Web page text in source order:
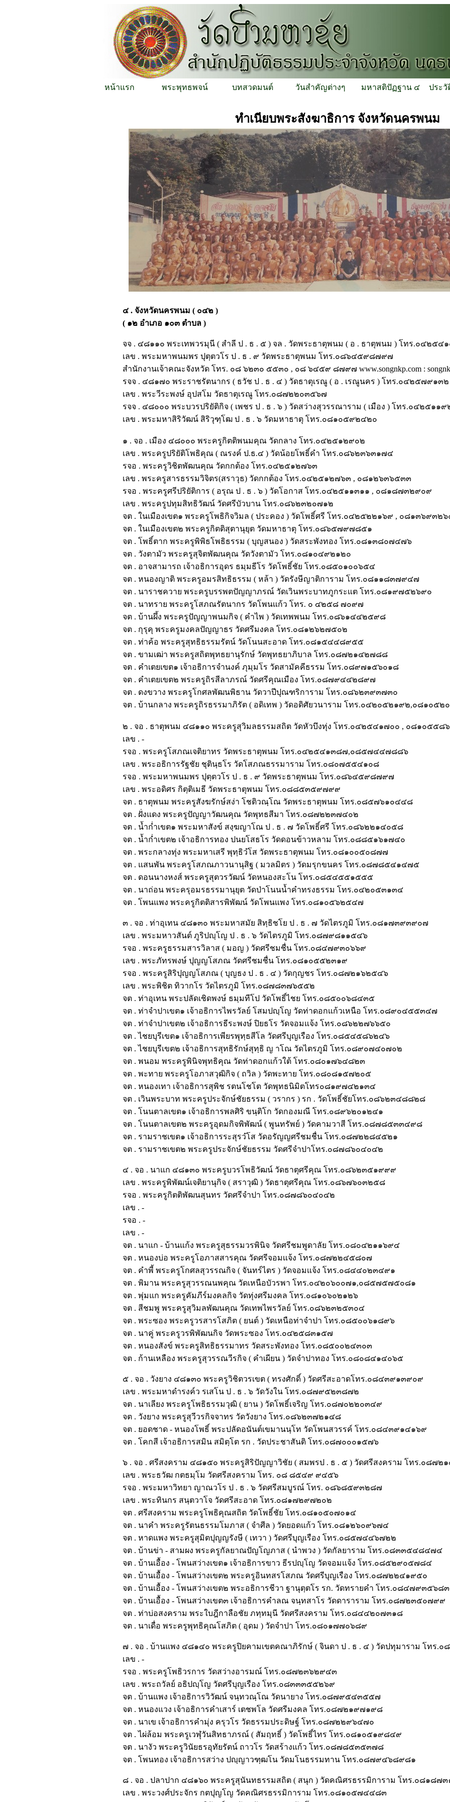
หน้าแรก พระพุทธพจน์ บทสวดมนต์ วันสำคัญต่างๆ มหาสติปัฏฐาน ๔ ประวั
ทำเนียบพระสังฆาธิการ จังหวัดนครพนม
๔ . จังหวัดนครพนม ( ๐๔๒ )
( ๑๒ อำเภอ ๑๐๓ ตำบล )
จจ . ๔๘๑๑๐ พระเทพวรมุนี ( สำลี ป . ธ . ๕ ) จล . วัดพระธาตุพนม ( อ . ธาตุพนม ) โทร.๐๔๒๕
เลข . พระมหาพนมพร ปุตฺตวโร ป . ธ . ๙ วัดพระธาตุพนม โทร.๐๘๖๔๕๙๘๗๙๗
สำนักงานเจ้าคณะจังหวัด โทร. ๐๘ ๖๒๓๐ ๕๕๓๐ , ๐๘ ๖๔๕๙ ๘๗๙๗ www.songnkp.com :
รจจ . ๔๘๑๗๐ พระราชรัตนากร ( ธวัช ป . ธ . ๔ ) วัดธาตุเรณู ( อ . เรณูนคร ) โทร.๐๔๒๕๗๙๑๓
เลข . พระวีระพงษ์ อุปสโม วัดธาตุเรณู โทร.๐๘๗๒๒๐๓๕๖๗
รจจ . ๔๘๐๐๐ พระบวรปริยัติกิจ ( เพชร ป . ธ . ๖ ) วัดสว่างสุวรรณาราม ( เมือง ) โทร.๐๔๒๕๑
เลข . พระมหาสิริวัฒน์ สิริวุฑฺโฒ ป . ธ . ๖ วัดมหาธาตุ โทร.๐๘๑๐๕๙๒๔๒๐
๑ . จอ . เมือง ๔๘๐๐๐ พระครูกิตติพนมคุณ วัดกลาง โทร.๐๔๒๕๑๒๙๐๒
เลข . พระครูปริยัติโพธิคุณ ( ณรงค์ ป.ธ.๔ ) วัดน้อยโพธิ์คำ โทร.๐๘๖๒๓๖๓๑๗๔
รจอ . พระครูวิชิตพัฒนคุณ วัดกกต้อง โทร.๐๔๒๕๑๒๗๖๓
เลข . พระครูสารธรรมวิจิตร(สราวุธ) วัดกกต้อง โทร.๐๔๒๕๑๒๗๖๓ , ๐๘๑๒๖๓๖๕๓๓
รจอ . พระครูศรีปริยัติการ ( อรุณ ป . ธ . ๖ ) วัดโอกาส โทร.๐๔๒๕๑๑๓๑๑ , ๐๘๑๘๗๓๒๙๐๙
เลข . พระครูปทุมสิทธิวัฒน์ วัดศรีบัวบาน โทร.๐๘๖๒๓๒๐๗๑๒
จต . ในเมืองเขต๑ พระครูโพธิกิจวิมล ( ประคอง ) วัดโพธิ์ศรี โทร.๐๔๒๕๒๒๑๖๙ , ๐๘๑๓๖๙๓๒๖
จต . ในเมืองเขต๒ พระครูกิตติสุตานุยุต วัดมหาธาตุ โทร.๐๘๖๕๗๙๗๘๕๑
จต . โพธิ์ตาก พระครูพิพิธโพธิธรรม ( บุญสนอง ) วัดสระพังทอง โทร.๐๘๑๓๘๐๗๔๗๖
จต . วังตามัว พระครูสุจิตพัฒนคุณ วัดวังตามัว โทร.๐๘๑๐๔๙๒๑๒๐
จต . อาจสามารถ เจ้าอธิการอุดร ธมฺมธีโร วัดโพธิ์ชัย โทร.๐๘๕๐๑๐๐๖๕๔
จต . หนองญาติ พระครูอมรสิทธิธรรม ( หล้า ) วัดรังษีญาติการาม โทร.๐๘๑๑๘๓๗๙๔๗
จต . นาราชควาย พระครูบรรพตปัญญาภรณ์ วัดเวินพระบาทภูกระแต โทร.๐๘๑๙๗๕๒๖๙๐
จต . นาทราย พระครูโสภณรัตนากร วัดโพนแก้ว โทร. ๐ ๔๒๕๘ ๗๐๙๗
จต . บ้านผึ้ง พระครูปัญญาพนมกิจ ( คำไพ ) วัดเทพพนม โทร.๐๘๖๑๔๔๒๕๙๘
จต . กุรุคุ พระครูมงคลปัญญาธร วัดศรีมงคล โทร.๐๘๑๒๖๒๗๕๐๒
จต . ท่าค้อ พระครูสุทธิธรรมรัตน์ วัดโนนสะอาด โทร.๐๘๑๕๔๔๘๙๕๕
จต . ขามเฒ่า พระครูสถิตพุทธยานุรักษ์ วัดพุทธยาภิบาล โทร.๐๘๗๒๑๔๒๗๘๘
จต . คำเตยเขต๑ เจ้าอธิการจำนงค์ ภุมฺมโร วัดสามัคคีธรรม โทร.๐๘๙๗๑๕๖๐๑๘
จต . คำเตยเขต๒ พระครูถิรสีลาภรณ์ วัดศรีคุณเมือง โทร.๐๘๗๙๔๔๒๘๙๗
จต . ดงขวาง พระครูโกศลพัฒนพิธาน วัดวาปีปุณฑริการาม โทร.๐๘๖๒๓๙๓๗๓๐
จต . บ้านกลาง พระครูถิรธรรมาภิรัต ( อดิเทพ ) วัดอดิศัยวนาราม โทร.๐๔๒๐๕๒๑๙๒,๐๘๑๐๕๒
๒ . จอ . ธาตุพนม ๔๘๑๑๐ พระครูสุวิมลธรรมสถิต วัดหัวบึงทุ่ง โทร.๐๔๒๕๔๑๗๐๐ , ๐๘๑๐๕๕๘
เลข . -
รจอ . พระครูโสภณเจติยาทร วัดพระธาตุพนม โทร.๐๔๒๕๔๑๓๘๗,๐๘๕๗๔๔๗๘๘๖
เลข . พระอธิการรัฐชัย ชุตินฺธโร วัดโสภณธรรมาราม โทร.๐๘๐๗๕๕๔๑๐๘
รจอ . พระมหาพนมพร ปุตฺตวโร ป . ธ . ๙ วัดพระธาตุพนม โทร.๐๘๖๔๕๙๘๗๙๗
เลข . พระอดิศร กิตฺติเมธี วัดพระธาตุพนม โทร.๐๘๘๕๓๕๙๗๙๙
จต . ธาตุพนม พระครูสังฆรักษ์สง่า โชติวณฺโณ วัดพระธาตุพนม โทร.๐๘๕๗๖๑๐๔๔๘
จต . ฝั่งแดง พระครูปัญญาวัฒนคุณ วัดพุทธสีมา โทร.๐๘๗๒๒๓๗๔๐๒
จต . น้ำก่ำเขต๑ พระมหาสังข์ สงฺฆญาโณ ป . ธ . ๗ วัดโพธิ์ศรี โทร.๐๘๖๒๒๑๔๐๕๘
จต . น้ำก่ำเขต๒ เจ้าอธิการทอง ปนยโสธโร วัดดอนข้าวหลาม โทร.๐๘๘๕๑๖๑๗๔๐
จต . พระกลางทุ่ง พระมหาเสรี พุทฺธิวํโส วัดพระธาตุพนม โทร.๐๘๑๐๐๕๐๘๗๗
จต . แสนพัน พระครูโสภณภาวนานุสิฐ ( มวลมิตร ) วัดมรุกขนคร โทร.๐๘๗๘๕๔๑๔๗๕
จต . ดอนนางหงส์ พระครูสุตวรวัฒน์ วัดหนองสะโน โทร.๐๘๕๔๕๕๑๕๕๕
จต . นาถ่อน พระครุอมรธรรมานุยุต วัดป่าโนนน้ำคำทรงธรรม โทร.๐๔๒๐๕๓๑๓๔
จต . โพนแพง พระครูกิตติสารพิพัฒน์ วัดโพนแพง โทร.๐๘๑๐๕๖๒๕๔๗
๓ . จอ . ท่าอุเทน ๔๘๑๓๐ พระมหาสมัย สิทฺธิชโย ป . ธ . ๗ วัดไตรภูมิ โทร.๐๘๑๗๓๙๓๙๐๗
เลข . พระมหาวสันต์ ภูริปญฺโญ ป . ธ . ๖ วัดไตรภูมิ โทร.๐๘๗๙๘๑๑๕๔๖
รจอ . พระครูธรรมสารวิลาส ( มอญ ) วัดศรีชมชื่น โทร.๐๘๔๗๙๓๐๖๖๙
เลข . พระภัทรพงษ์ ปุญญโสภณ วัดศรีชมชื่น โทร.๐๘๑๐๕๕๒๓๑๙
รจอ . พระครูสิริปุญญโสภณ ( บุญธง ป . ธ . ๔ ) วัดกุญชร โทร.๐๘๗๒๑๖๒๕๔๖
เลข . พระพิชิต ทิวากโร วัดไตรภูมิ โทร.๐๘๗๘๓๗๖๕๕๒
จต . ท่าอุเทน พระปลัดเชิดพงษ์ ธมฺมทีโป วัดโพธิ์ไชย โทร.๐๘๕๐๐๖๘๔๓๕
จต . ท่าจำปาเขต๑ เจ้าอธิการไพรวัลย์ โสมปญฺโญ วัดท่าดอกแก้วเหนือ โทร.๐๘๙๐๔๕๕๓๔๗
จต . ท่าจำปาเขต๒ เจ้าอธิการธีระพงษ์ ปิยธโร วัดจอมแจ้ง โทร.๐๘๖๒๒๗๖๖๕๐
จต . ไชยบุรีเขต๑ เจ้าอธิการเพียรพุทฺธสีโล วัดศรีบุญเรือง โทร.๐๘๕๔๕๘๖๒๔๖
จต . ไชยบุรีเขต๒ เจ้าอธิการสุทธิรักษ์สุทฺธิ ญ าโณ วัดไตรภูมิ โทร.๐๘๙๐๗๔๐๗๐๒
จต . พนอม พระครูพินิจพุทธิคุณ วัดท่าดอกแก้วใต้ โทร.๐๘๐๑๗๖๔๘๒๓
จต . พะทาย พระครูโอภาสวุฒิกิจ ( ถวิล ) วัดพะทาย โทร.๐๘๐๘๑๕๗๒๐๕
จต . หนองเทา เจ้าอธิการสุพิช รตนโชโต วัดพุทธนิมิตโทร๐๘๑๙๗๔๒๑๓๔
จต . เวินพระบาท พระครูประจักษ์ชัยธรรม ( วรากร ) รก . วัดโพธิ์ชัยโทร.๐๘๖๒๓๔๘๘๒๘
จต . โนนตาลเขต๑ เจ้าอธิการพลศิริ ขนฺติโก วัดกองมณี โทร.๐๘๙๖๒๐๑๒๔๑
จต . โนนตาลเขต๒ พระครูอุดมกิจพิพัฒน์ ( พูนทรัพย์ ) วัดคามวาสี โทร.๐๘๗๘๕๓๓๔๙๘
จต . รามราชเขต๑ เจ้าอธิการระสุรวํโส วัดอรัญญศรีชมชื่น โทร.๐๘๗๒๒๘๔๕๒๑
จต . รามราชเขต๒ พระครูประจักษ์ชัยธรรม วัดศรีจำปาโทร.๐๘๗๘๖๐๔๐๔๒
๔ . จอ . นาแก ๔๘๑๓๐ พระครูบวรโพธิวัฒน์ วัดธาตุศรีคุณ โทร.๐๘๖๒๓๕๑๙๙๙
เลข . พระครูพิพัฒน์เจติยานุกิจ ( สราวุฒิ ) วัดธาตุศรีคุณ โทร.๐๘๖๗๖๐๓๒๕๘
รจอ . พระครูกิตติพัฒนสุนทร วัดศรีจำปา โทร.๐๘๗๘๖๐๔๐๔๒
เลข . -
รจอ . -
เลข . -
จต . นาแก - บ้านแก้ง พระครูสุธรรมวรพินิจ วัดศรีชมพูดาลัย โทร.๐๘๐๔๒๑๑๖๙๔
จต . หนองบ่อ พระครูโอภาสสารคุณ วัดศรีจอมแจ้ง โทร.๐๘๗๒๒๔๕๘๐๗
จต . คำพี้ พระครูโกศลสุวรรณกิจ ( จันทร์ไตร ) วัดจอมแจ้ง โทร.๐๘๔๔๐๒๓๔๙๑
จต . พิมาน พระครูสุวรรณนพคุณ วัดเหนือบัวรพา โทร.๐๔๒๐๖๐๐๗๑,๐๘๕๗๕๗๕๐๘๑
จต . พุ่มแก พระครูคัมภีร์มงคลกิจ วัดทุ่งศรีมงคล โทร.๐๘๑๐๖๐๒๑๒๖
จต . สีชมพู พระครูสุวิมลพัฒนคุณ วัดเทพไพรวัลย์ โทร.๐๘๖๒๓๒๕๓๐๔
จต . พระซอง พระครูวรสารโสภิต ( ยนต์ ) วัดเหนือท่าจำปา โทร.๐๘๕๐๐๖๑๘๙๖
จต . นาคู่ พระครูวรพิพัฒนกิจ วัดพระซอง โทร.๐๔๒๕๘๓๑๕๗
จต . หนองสังข์ พระครูสิทธิธรรมาทร วัดสระพังทอง โทร.๐๘๕๐๐๒๔๓๐๓
จต . ก้านเหลือง พระครูสุวรรณวีรกิจ ( คำเผียน ) วัดจำปาทอง โทร.๐๘๐๘๔๑๔๐๖๕
๕ . จอ . วังยาง ๔๘๑๓๐ พระครูวิชิตวรเขต ( ทรงศักดิ์ ) วัดศรีสะอาดโทร.๐๘๔๓๙๑๓๙๐๙
เลข . พระมหาดำรงค์ว รเสโน ป . ธ . ๖ วัดวังใน โทร.๐๘๗๙๕๒๓๘๗๒
จต . นาเลียง พระครูโพธิธรรมวุฒิ ( ยาน ) วัดโพธิ์เจริญ โทร.๐๘๗๐๒๒๐๓๔๙
จต . วังยาง พระครูสุวีวรกิจจาทร วัดวังยาง โทร.๐๘๖๒๓๗๒๑๔๘
จต . ยอดชาด - หนองโพธิ์ พระปลัดอนันต์เขมานนฺโท วัดโพนสวรรค์ โทร.๐๘๔๓๙๑๔๑๖๙
จต . โคกสี เจ้าอธิการสมิน สมิตฺโต รก . วัดประชาสันติ โทร.๐๘๗๐๐๐๑๕๗๖
๖ . จอ . ศรีสงคราม ๔๘๑๕๐ พระครูสิริปัญญาวิชัย ( สมพรป . ธ . ๕ ) วัดศรีสงคราม โทร.๐๘๗๒
เลข . พระธวัฒ กตธมฺโม วัดศรีสงคราม โทร. ๐๘ ๘๕๔๙ ๙๔๕๖
รจอ . พระมหาวิทยา ญาณวโร ป . ธ . ๖ วัดศรีสมบูรณ์ โทร. ๐๘๖๘๕๙๓๒๘๗
เลข . พระทินกร สนฺตวาโจ วัดศรีสะอาด โทร.๐๘๑๗๒๙๗๒๐๒
จต . ศรีสงคราม พระครูโพธิคุณสถิต วัดโพธิ์ชัย โทร.๐๘๑๐๕๐๗๐๑๔
จต . นาคำ พระครูรัตนธรรมโมภาส ( จำศีล ) วัดยอดแก้ว โทร.๐๘๑๒๖๐๙๖๗๔
จต . หาดแพง พระครูสุมิตปุญญรังษี ( เทวา ) วัดศรีบุญเรือง โทร.๐๘๕๗๔๔๖๗๒๒
จต . บ้านข่า - สามผง พระครูกัลยาณปัญโญภาส ( นำพวง ) วัดกัลยาราม โทร.๐๘๓๓๕๔๘๔๗๔
จต . บ้านเอื้อง - โพนสว่างเขต๑ เจ้าอธิการขาว ธีรปญฺโญ วัดจอมแจ้ง โทร.๐๘๕๒๙๐๕๗๘๔
จต . บ้านเอื้อง - โพนสว่างเขต๒ พระครูอินทสรโสภณ วัดศรีบุญเรือง โทร.๐๘๗๒๒๔๑๙๕๐
จต . บ้านเอื้อง - โพนสว่างเขต๒ พระอธิการชีวา ฐานุตฺตโร รก. วัดทรายคำ โทร.๐๘๔๗๙๓๕๖๘๓
จต . บ้านเอื้อง - โพนสว่างเขต๓ เจ้าอธิการคำลณ จนฺทสาโร วัดดาราราม โทร.๐๘๗๒๓๕๐๗๙๙
จต . ท่าบ่อสงคราม พระใบฎีกาลือชัย ภทฺทมุนี วัดศรีสงคราม โทร.๐๘๔๔๒๐๗๓๑๘
จต . นาเดื่อ พระครูพุทธิคุณโสภิต ( อุดม ) วัดจำปา โทร.๐๘๐๑๗๗๐๖๘๙
๗ . จอ . บ้านแพง ๔๘๑๔๐ พระครูปิยคามเขตคณาภิรักษ์ ( จินดา ป . ธ . ๔ ) วัดปทุมาราม โทร.
เลข . -
รจอ . พระครูโพธิวรการ วัดสว่างอารมณ์ โทร.๐๘๗๒๓๖๒๙๔๓
เลข . พระถวัลย์ อธิปญฺโญ วัดศรีบุญเรือง โทร.๐๘๓๓๓๕๕๒๖๙
จต . บ้านแพง เจ้าอธิการวิวัฒน์ จนฺทวณฺโณ วัดนายาง โทร.๐๘๗๙๕๔๓๕๕๗
จต . หนองแวง เจ้าอธิการคำเสาร์ เตชพโล วัดศรีมงคล โทร.๐๘๗๒๑๙๗๑๙๘
จต . นาเข เจ้าอธิการคำมุ่ง ครุวโร วัดธรรมประดิษฐ์ โทร.๐๘๗๒๒๙๖๔๗๐
จต . ไผ่ล้อม พระครูเวฬุวันสิทธาภรณ์ ( สัมฤทธิ์ ) วัดโพธิ์ไทร โทร.๐๘๑๐๕๑๙๘๔๙
จต . นางัว พระครูวินัยธรอุทัยรัตน์ ถาวโร วัดสร้างแก้ว โทร.๐๘๗๘๕๓๕๓๗๘
จต . โพนทอง เจ้าอธิการสว่าง ปญฺญาวฑฺฒโน วัดมโนธรรมทาน โทร.๐๘๗๙๔๖๘๙๘๑
๘ . จอ . ปลาปาก ๔๘๑๖๐ พระครูสุนันทธรรมสถิต ( สนุก ) วัดคณิศรธรรมิการาม โทร.๐๘๑๘๗
เลข . พระวงศ์ประจักร กตปุญโญ วัดคณิศรธรรมิการาม โทร.๐๘๑๐๕๗๔๔๘๓